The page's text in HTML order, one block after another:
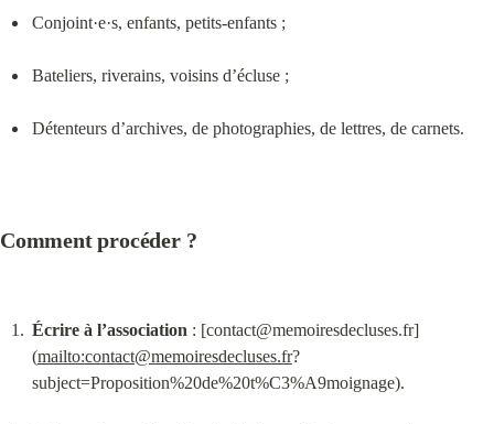
Conjoint·e·s, enfants, petits-enfants ;
Bateliers, riverains, voisins d’écluse ;
Détenteurs d’archives, de photographies, de lettres, de carnets.
Comment procéder ?
Écrire à l’association : [contact@memoiresdecluses.fr]
(mailto:contact@memoiresdecluses.fr?
subject=Proposition%20de%20t%C3%A9moignage).